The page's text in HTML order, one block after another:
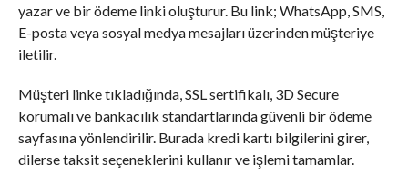
yazar ve bir ödeme linki oluşturur. Bu link; WhatsApp, SMS,
E-posta veya sosyal medya mesajları üzerinden müşteriye
iletilir.
Müşteri linke tıkladığında, SSL sertifikalı, 3D Secure
korumalı ve bankacılık standartlarında güvenli bir ödeme
sayfasına yönlendirilir. Burada kredi kartı bilgilerini girer,
dilerse taksit seçeneklerini kullanır ve işlemi tamamlar.